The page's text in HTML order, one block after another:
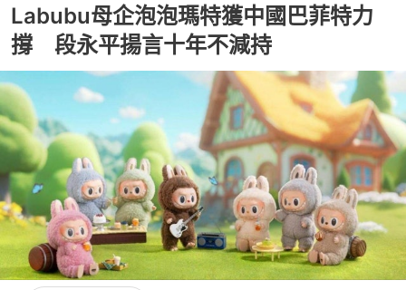
Labubu母企泡泡瑪特獲中國巴菲特力
撐 段永平揚言十年不減持